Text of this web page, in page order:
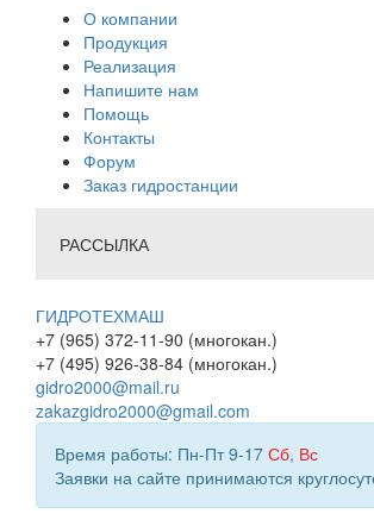
О компании
Продукция
Реализация
Напишите нам
Помощь
Контакты
Форум
Заказ гидростанции
РАССЫЛКА
ГИДРОТЕХМАШ
+7 (965) 372-11-90 (многокан.)
+7 (495) 926-38-84 (многокан.)
gidro2000@mail.ru
zakazgidro2000@gmail.com
Время работы: Пн-Пт 9-17 Сб, Вс
Заявки на сайте принимаются